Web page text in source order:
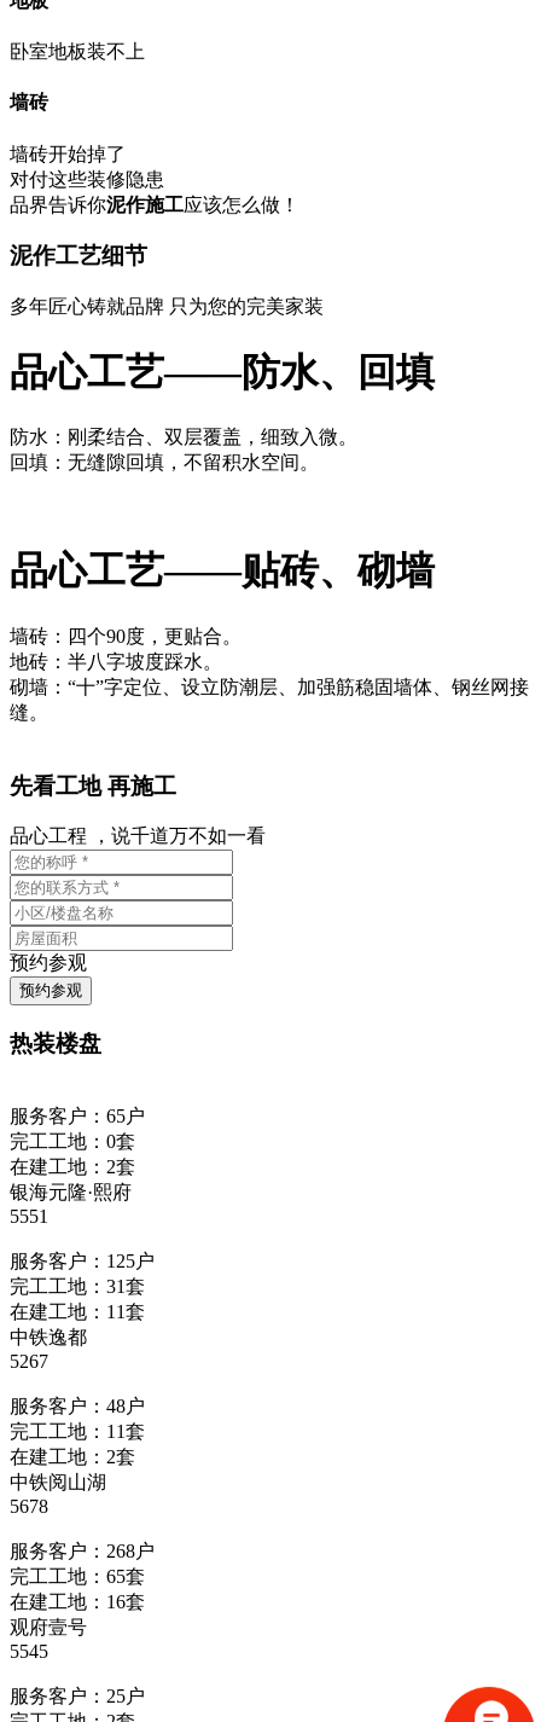
卧室地板装不上
墙砖
墙砖开始掉了
对付这些装修隐患
品界告诉你泥作施工应该怎么做！
泥作工艺细节
多年匠心铸就品牌 只为您的完美家装
品心工艺——防水、回填
防水：刚柔结合、双层覆盖，细致入微。
回填：无缝隙回填，不留积水空间。
品心工艺——贴砖、砌墙
墙砖：四个90度，更贴合。
地砖：半八字坡度踩水。
砌墙：“十”字定位、设立防潮层、加强筋稳固墙体、钢丝网接
缝。
先看工地 再施工
品心工程 ，说千道万不如一看
预约参观
热装楼盘
服务客户：65户
完工工地：0套
在建工地：2套
银海元隆·熙府
5551
服务客户：125户
完工工地：31套
在建工地：11套
中铁逸都
5267
服务客户：48户
完工工地：11套
在建工地：2套
中铁阅山湖
5678
服务客户：268户
完工工地：65套
在建工地：16套
观府壹号
5545
服务客户：25户